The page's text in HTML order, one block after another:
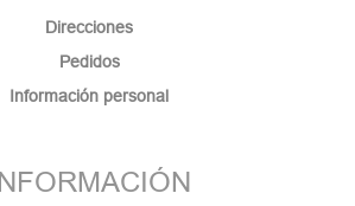
Direcciones
Pedidos
Información personal
INFORMACIÓN